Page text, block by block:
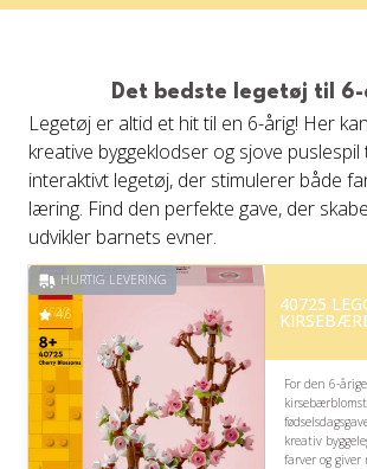
Det bedste legetøj til
Legetøj er altid et hit til en 6-årig! Her
kreative byggeklodser og sjove
interaktivt legetøj, der stimulerer både
læring. Find den perfekte gave, der
udvikler barnets evner.
HURTIG LEVERING
4.6 40725
For den 6-
kreativ
farver og